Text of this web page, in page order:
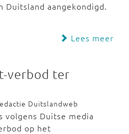
Duitsland aangekondigd.
Lees meer
verbod ter
Duitslandweb
volgens Duitse media
op het